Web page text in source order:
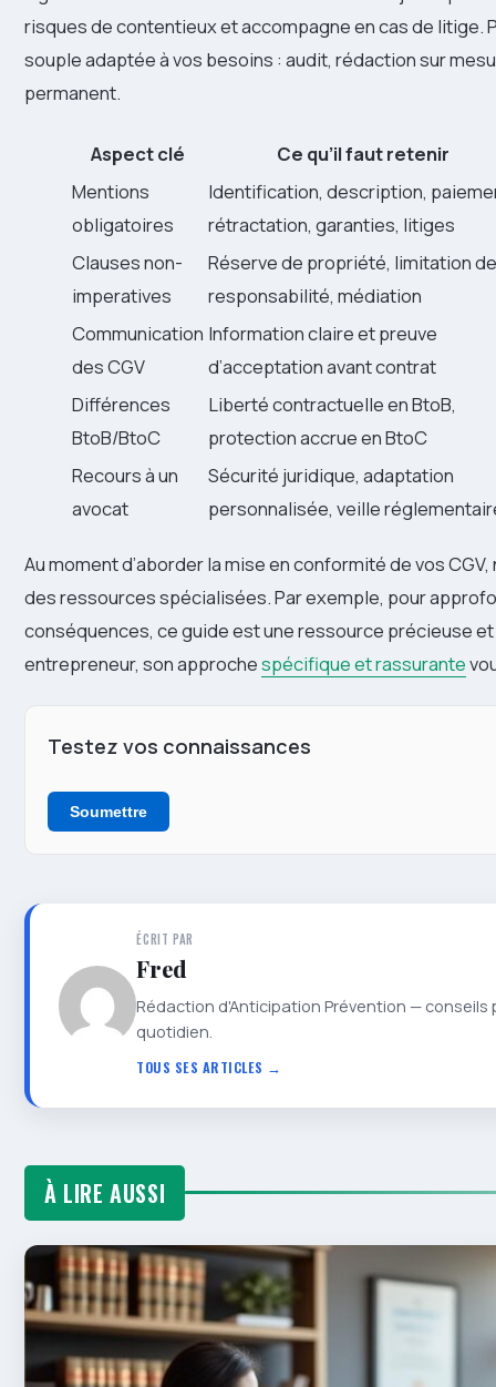
risques de contentieux et accompagne en cas de litige.
souple adaptée à vos besoins : audit, rédaction sur
permanent.
Aspect clé
Ce qu’il faut retenir
Mentions
obligatoires
Identification, description,
rétractation, garanties, litiges
Clauses non-
imperatives
Réserve de propriété, limitation de
responsabilité, médiation
Communication
des CGV
Information claire et preuve
d’acceptation avant contrat
Différences
BtoB/BtoC
Liberté contractuelle en BtoB,
protection accrue en BtoC
Recours à un
avocat
Sécurité juridique, adaptation
personnalisée, veille
Au moment d’aborder la mise en conformité de vos
des ressources spécialisées. Par exemple, pour
conséquences, ce guide est une ressource précieuse
entrepreneur, son approchespécifique et rassurante
Testez vos connaissances
Soumettre
ÉCRIT PAR
Fred
Rédaction d'Anticipation Prévention —
quotidien.
TOUS SES ARTICLES →
À LIRE AUSSI